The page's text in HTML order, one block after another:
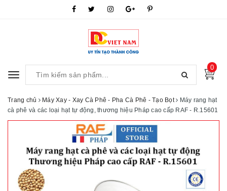
Toggle
0
Trang chủ Máy Xay - Xay Cà Phê - Pha Cà Phê - Tạo Bọt
Máy rang hạt
cà phê và các loại hạt tự động, thương hiệu Pháp cao cấp RAF - R.15601